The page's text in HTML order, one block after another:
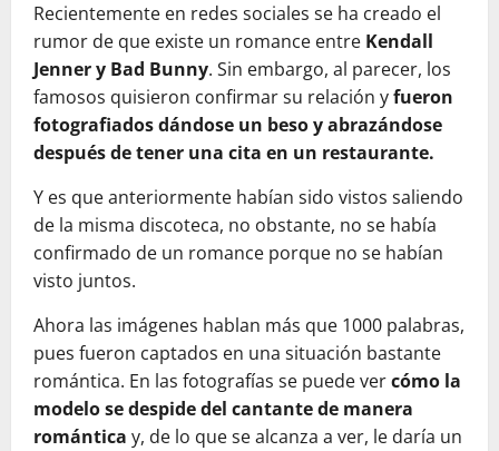
Recientemente en redes sociales se ha creado el
rumor de que existe un romance entre Kendall
Jenner y Bad Bunny. Sin embargo, al parecer, los
famosos quisieron confirmar su relación yfueron
fotografiados dándose un beso y abrazándose
después de tener una cita en un restaurante.
Y es que anteriormente habían sido vistos saliendo
de la misma discoteca, no obstante, no se había
confirmado de un romance porque no se habían
visto juntos.
Ahora las imágenes hablan más que 1000 palabras,
pues fueron captados en una situación bastante
romántica. En las fotografías se puede vercómo la
modelo se despide del cantante de manera
romántica y, de lo que se alcanza a ver, le daría un